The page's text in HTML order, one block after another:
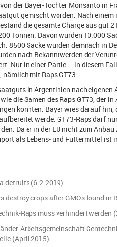
der Bayer-Tochter Monsanto in
gemischt worden. Nach einem
die gesamte Charge aus gut
Tonnen. Davon wurden 10.000
8500 Säcke wurden demnach in
nach Bekanntwerden der
Nur in einer Partie – in diesem
nämlich mit Raps GT73.
in Argentinien nach eigenen
die Samen des Raps GT73, der
konnten. Bayer wies darauf hin,
werde. GT73-Raps darf
Da er in der EU nicht zum
als Lebens- und Futtermittel ist
detruits (6.2.2019)
destroy crops after GMOs found in
Raps muss verhindert werden
Arbeitsgemeinschaft
(April 2015)